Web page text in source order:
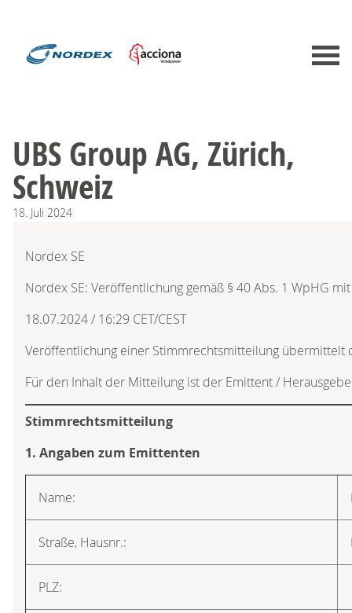
UBS Group AG, Zürich,
Schweiz
18. Juli 2024
Nordex SE
Nordex SE: Veröffentlichung gemäß § 40 Abs. 1 WpHG
18.07.2024 / 16:29 CET/CEST
Veröffentlichung einer Stimmrechtsmitteilung übermittelt
Für den Inhalt der Mitteilung ist der Emittent /
Stimmrechtsmitteilung
1. Angaben zum Emittenten
Name:
Straße, Hausnr.:
PLZ: